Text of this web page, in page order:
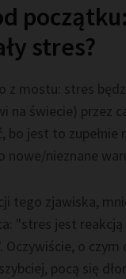
stres?
mostu: stres
na świecie) przez
bo jest to
nowe/nieznane
tego zjawiska,
"stres jest
o
pocą się